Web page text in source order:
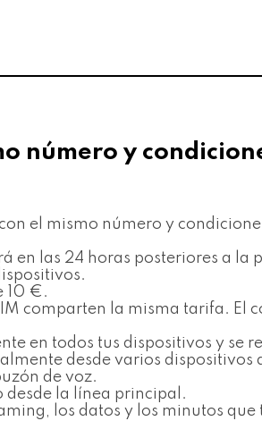
número y
el mismo número y
en las 24 horas posteriores a
10 €.
comparten la misma tarifa. El
en todos tus dispositivos y
desde varios
de voz.
desde la línea principal.
los datos y los minutos